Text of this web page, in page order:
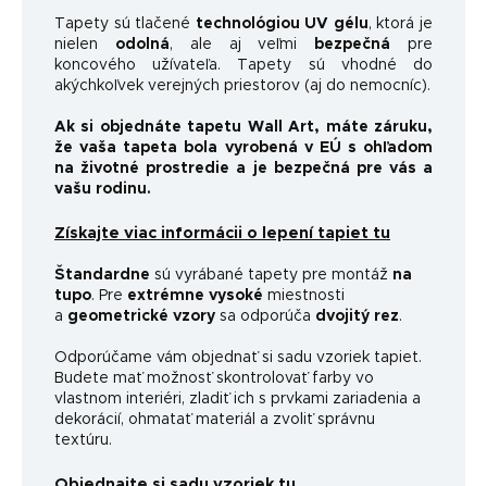
Tapety sú tlačené technológiou UV gélu, ktorá je
nielen odolná, ale aj veľmi bezpečná pre
koncového užívateľa. Tapety sú vhodné do
akýchkoľvek verejných priestorov (aj do nemocníc).
Ak si objednáte tapetu Wall Art, máte záruku,
že vaša tapeta bola vyrobená v EÚ s ohľadom
na životné prostredie a je bezpečná pre vás a
vašu rodinu.
Získajte viac informácii o lepení tapiet tu
Štandardne sú vyrábané tapety pre montáž na
tupo. Pre extrémne vysoké miestnosti
a geometrické vzory sa odporúča dvojitý rez.
Odporúčame vám objednať si sadu vzoriek tapiet.
Budete mať možnosť skontrolovať farby vo
vlastnom interiéri, zladiť ich s prvkami zariadenia a
dekorácií, ohmatať materiál a zvoliť správnu
textúru.